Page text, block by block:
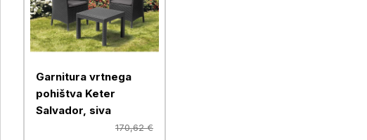
Garnitura vrtnega
pohištva Keter
Salvador, siva
170,62 €